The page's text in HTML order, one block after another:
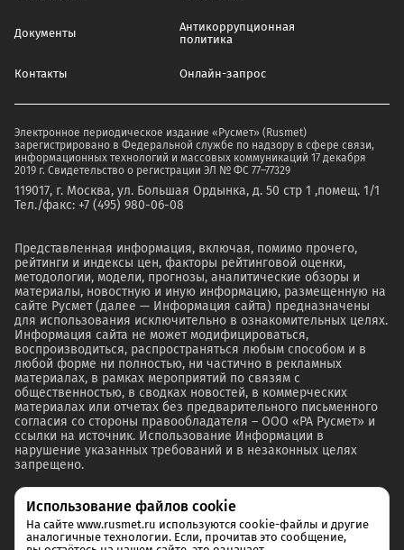
Документы
Антикоррупционная
политика
Контакты Онлайн-запрос
Электронное периодическое издание «Русмет» (Rusmet)
зарегистрировано в Федеральной службе по надзору в сфере связи,
информационных технологий и массовых коммуникаций 17 декабря
2019 г. Свидетельство о регистрации ЭЛ № ФС 77–77329
119017, г. Москва, ул. Большая Ордынка, д. 50 стр 1 ,помещ. 1/1
Тел./факс: +7 (495) 980-06-08
Представленная информация, включая, помимо прочего,
рейтинги и индексы цен, факторы рейтинговой оценки,
методологии, модели, прогнозы, аналитические обзоры и
материалы, новостную и иную информацию, размещенную на
сайте Русмет (далее — Информация сайта) предназначены
для использования исключительно в ознакомительных целях.
Информация сайта не может модифицироваться,
воспроизводиться, распространяться любым способом и в
любой форме ни полностью, ни частично в рекламных
материалах, в рамках мероприятий по связям с
общественностью, в сводках новостей, в коммерческих
материалах или отчетах без предварительного письменного
согласия со стороны правообладателя – ООО «РА Русмет» и
ссылки на источник. Использование Информации в
нарушение указанных требований и в незаконных целях
запрещено.
Использование файлов cookie
На сайте www.rusmet.ru используются cookie-файлы и другие
аналогичные технологии. Если, прочитав это сообщение,